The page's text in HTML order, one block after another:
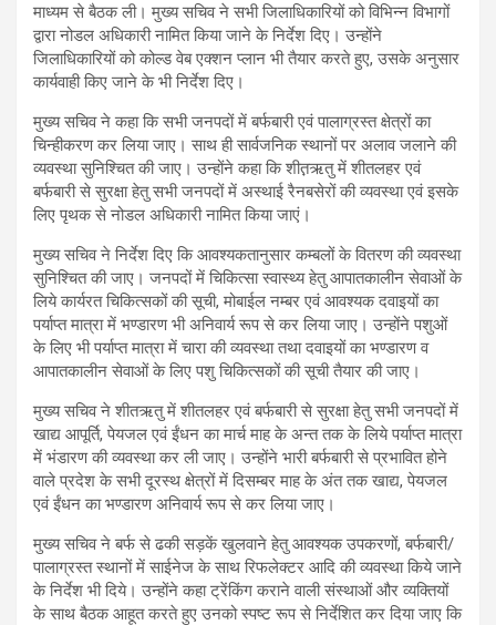
माध्यम से बैठक ली। मुख्य सचिव ने सभी जिलाधिकारियों को विभिन्न विभागों
द्वारा नोडल अधिकारी नामित किया जाने के निर्देश दिए। उन्होंने
जिलाधिकारियों को कोल्ड वेब एक्शन प्लान भी तैयार करते हुए, उसके अनुसार
कार्यवाही किए जाने के भी निर्देश दिए।
मुख्य सचिव ने कहा कि सभी जनपदों में बर्फबारी एवं पालाग्रस्त क्षेत्रों का
चिन्हीकरण कर लिया जाए। साथ ही सार्वजनिक स्थानों पर अलाव जलाने की
व्यवस्था सुनिश्चित की जाए। उन्होंने कहा कि शीत़़ऋतु में शीतलहर एवं
बर्फबारी से सुरक्षा हेतु सभी जनपदों में अस्थाई रैनबसेरों की व्यवस्था एवं इसके
लिए पृथक से नोडल अधिकारी नामित किया जाएं।
मुख्य सचिव ने निर्देश दिए कि आवश्यकतानुसार कम्बलों के वितरण की व्यवस्था
सुनिश्चित की जाए। जनपदों में चिकित्सा स्वास्थ्य हेतु आपातकालीन सेवाओं के
लिये कार्यरत चिकित्सकों की सूची, मोबाईल नम्बर एवं आवश्यक दवाइयों का
पर्याप्त मात्रा में भण्डारण भी अनिवार्य रूप से कर लिया जाए। उन्होंने पशुओं
के लिए भी पर्याप्त मात्रा में चारा की व्यवस्था तथा दवाइयों का भण्डारण व
आपातकालीन सेवाओं के लिए पशु चिकित्सकों की सूची तैयार की जाए।
मुख्य सचिव ने शीतऋतु में शीतलहर एवं बर्फबारी से सुरक्षा हेतु सभी जनपदों में
खाद्य आपूर्ति, पेयजल एवं ईंधन का मार्च माह के अन्त तक के लिये पर्याप्त मात्रा
में भंडारण की व्यवस्था कर ली जाए। उन्होंने भारी बर्फबारी से प्रभावित होने
वाले प्रदेश के सभी दूरस्थ क्षेत्रों में दिसम्बर माह के अंत तक खाद्य, पेयजल
एवं ईंधन का भण्डारण अनिवार्य रूप से कर लिया जाए।
मुख्य सचिव ने बर्फ से ढकी सड़कें खुलवाने हेतु आवश्यक उपकरणों, बर्फबारी/
पालाग्रस्त स्थानों में साईनेज के साथ रिफलेक्टर आदि की व्यवस्था किये जाने
के निर्देश भी दिये। उन्होंने कहा ट्रेंकिंग कराने वाली संस्थाओं और व्यक्तियों
के साथ बैठक आहूत करते हुए उनको स्पष्ट रूप से निर्देशित कर दिया जाए कि